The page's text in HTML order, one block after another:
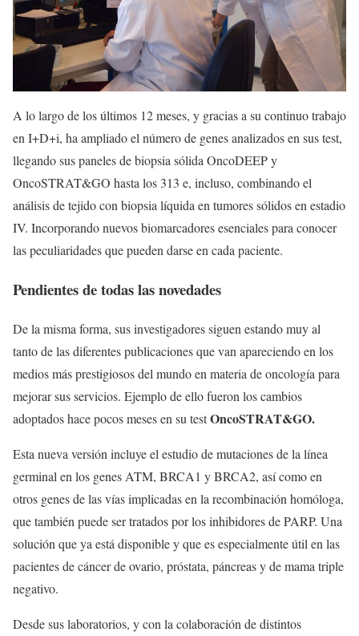
A lo largo de los últimos 12 meses, y gracias a su continuo trabajo
en I+D+i, ha ampliado el número de genes analizados en sus test,
llegando sus paneles de biopsia sólida OncoDEEP y
OncoSTRAT&GO hasta los 313 e, incluso, combinando el
análisis de tejido con biopsia líquida en tumores sólidos en estadio
IV. Incorporando nuevos biomarcadores esenciales para conocer
las peculiaridades que pueden darse en cada paciente.
Pendientes de todas las novedades
De la misma forma, sus investigadores siguen estando muy al
tanto de las diferentes publicaciones que van apareciendo en los
medios más prestigiosos del mundo en materia de oncología para
mejorar sus servicios. Ejemplo de ello fueron los cambios
adoptados hace pocos meses en su testOncoSTRAT&GO.
Esta nueva versión incluye el estudio de mutaciones de la línea
germinal en los genes ATM, BRCA1 y BRCA2, así como en
otros genes de las vías implicadas en la recombinación homóloga,
que también puede ser tratados por los inhibidores de PARP. Una
solución que ya está disponible y que es especialmente útil en las
pacientes de cáncer de ovario, próstata, páncreas y de mama triple
negativo.
Desde sus laboratorios, y con la colaboración de distintos